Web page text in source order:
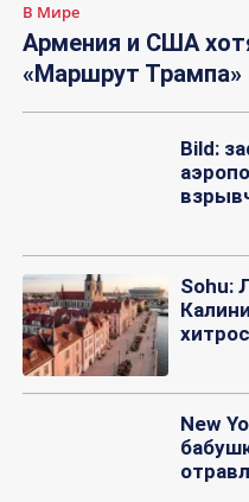
В Мире
Армения и США
«Маршрут Трампа»
Bild:
Sohu:
New